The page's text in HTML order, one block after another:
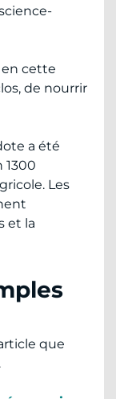
en cette
de nourrir
a été
1300
Les
et la
que